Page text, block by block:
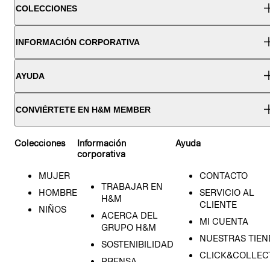
COLECCIONES
INFORMACIÓN CORPORATIVA
AYUDA
CONVIÉRTETE EN H&M MEMBER
Colecciones
MUJER
HOMBRE
NIÑOS
Información
corporativa
TRABAJAR EN
H&M
ACERCA DEL
GRUPO H&M
SOSTENIBILIDAD
Ayuda
CONTACTO
SERVICIO AL
CLIENTE
MI CUENTA
NUESTRAS